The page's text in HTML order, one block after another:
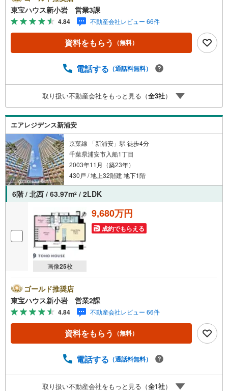
スムーズです。ご自宅への送迎・最寄駅でのお待ち合わせ
等、お気軽にご相談ください。 選ばれる3つの「圧倒的メ
リット」 （1）【業界最低水準の提携住宅ローン】「他社
で断られた」「借入がある」方も独自審査で多数承認！優
遇金利と各種手数料0円でお得に。（2）【未来カレンダー
ュレーション。「月々いくらなら安心か」をプロが明確に
はありません。専属FPがお引渡し後も一生涯お守りしま
す。 Yahoo！不動産キャンペーン対象店舗 当店でのご成約
でPayPayボーナスがもらえるキャンペーン対象です！※必
ずYahoo！ JAPAN IDでログインの上お問い合わせくださ
い。
東宝ハウス新小岩 営業3課
4.84 不動産会社レビュー 66件
資料をもらう （無料）
電話する （通話料無料）
取り扱い不動産会社をもっと見る（全3社）
エアレジデンス新浦安
京葉線 「新浦安」駅 徒歩4分
千葉県浦安市入船1丁目
2003年11月（築23年）
430戸 / 地上32階建 地下1階
6階 / 北西 / 63.97m2 / 2LDK
画像25枚
9,680万円
成約でもらえる
ゴールド推奨店
東宝ハウス新小岩 営業2課
4.84 不動産会社レビュー 66件
資料をもらう （無料）
電話する （通話料無料）
取り扱い不動産会社をもっと見る（全1社）